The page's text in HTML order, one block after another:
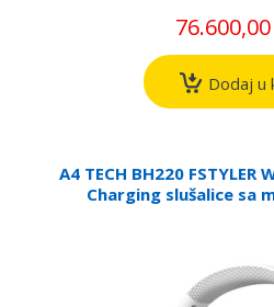
Dodaj u
A4 TECH BH220 FSTYLER
Charging slušalice sa